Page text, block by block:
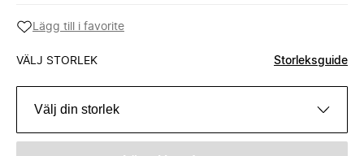
Lägg till i favorite
VÄLJ STORLEK Storleksguide
Välj din storlek